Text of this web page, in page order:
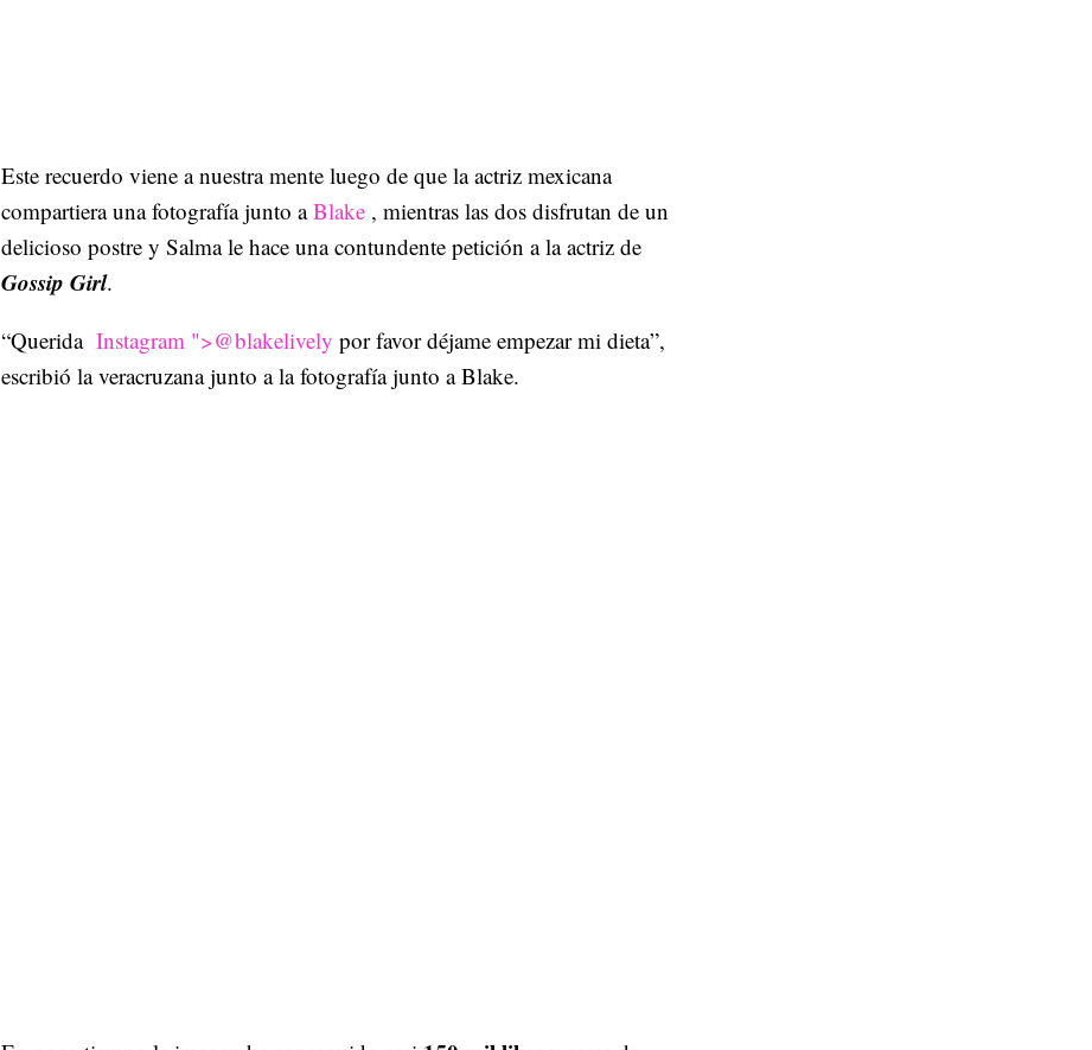
Este recuerdo viene a nuestra mente luego de que la actriz mexicana
compartiera una fotografía junto aBlake , mientras las dos disfrutan de un
delicioso postre y Salma le hace una contundente petición a la actriz de
Gossip Girl.
“Querida Instagram ">@blakelively por favor déjame empezar mi dieta”,
escribió la veracruzana junto a la fotografía junto a Blake.